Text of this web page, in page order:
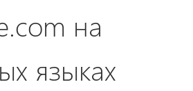
на
языках